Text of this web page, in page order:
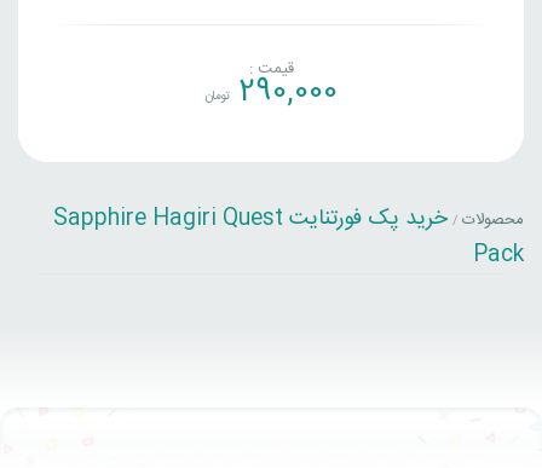
قیمت :
290,000 تومان
محصولات /
خرید پک فورتنایت Sapphire Hagiri Quest
Pack